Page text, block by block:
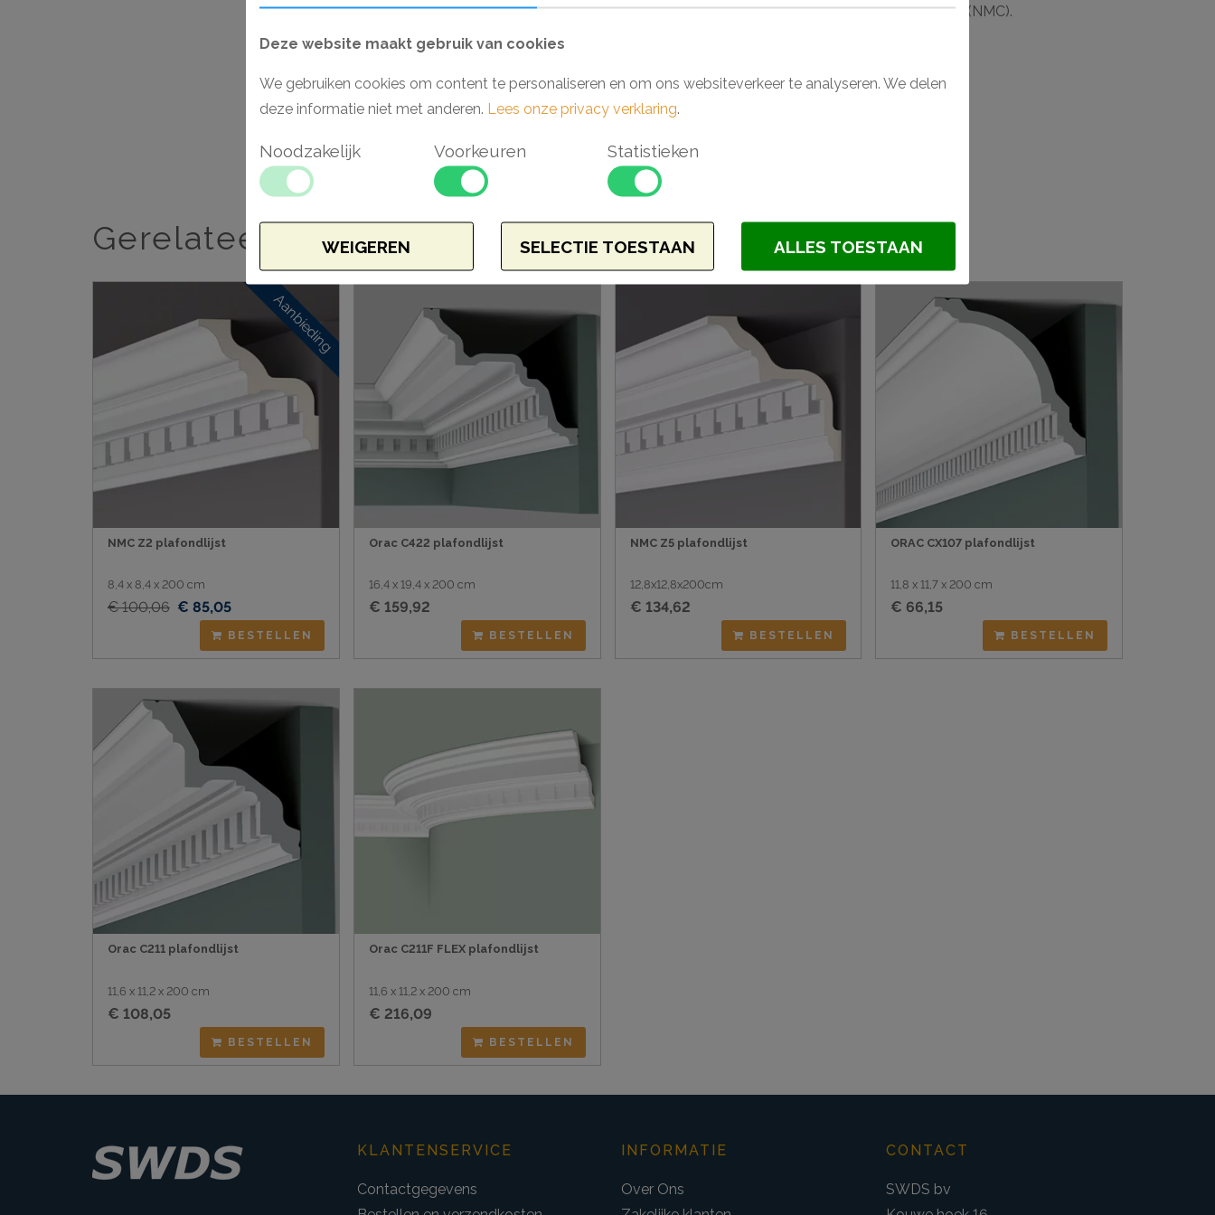
geheel gemakkelijk af met de lijmen van Decofix (Orac) en Adefix (NMC).
- Makkelijk verwerkbaar
- Toepasbaar in vochtige ruimtes
- Voorgeschilderd en extreem stootvast
Gerelateerde artikelen
Aanbieding
NMC Z2 plafondlijst
8,4 x 8,4 x 200 cm
€ 100,06 € 85,05
BESTELLEN
Orac C422 plafondlijst
16,4 x 19,4 x 200 cm
€ 159,92
BESTELLEN
NMC Z5 plafondlijst
12,8x12,8x200cm
€ 134,62
BESTELLEN
ORAC CX107 plafondlijst
11,8 x 11,7 x 200 cm
€ 66,15
BESTELLEN
Orac C211 plafondlijst
11,6 x 11,2 x 200 cm
€ 108,05
BESTELLEN
Orac C211F FLEX plafondlijst
11,6 x 11,2 x 200 cm
€ 216,09
BESTELLEN
KLANTENSERVICE
Contactgegevens
INFORMATIE
Over Ons
CONTACT
SWDS bv
Deze website maakt gebruik van cookies
We gebruiken cookies om content te personaliseren en om ons websiteverkeer te analyseren. We delen
deze informatie niet met anderen. Lees onze privacy verklaring.
Noodzakelijk Voorkeuren Statistieken
WEIGEREN SELECTIE TOESTAAN ALLES TOESTAAN